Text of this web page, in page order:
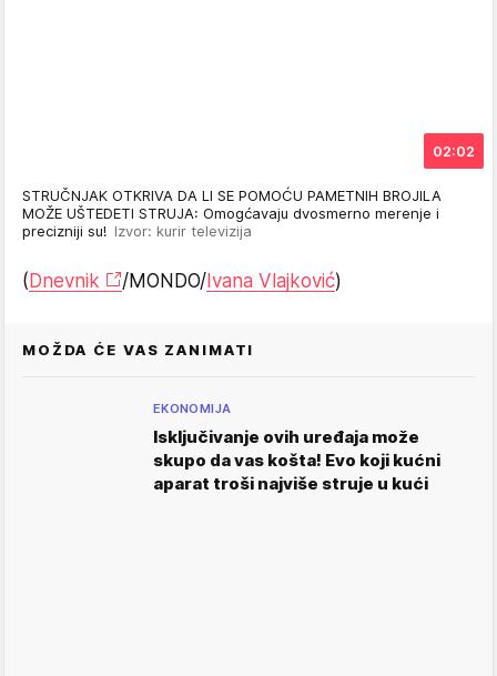
02:02
STRUČNJAK OTKRIVA DA LI SE POMOĆU PAMETNIH BROJILA
MOŽE UŠTEDETI STRUJA: Omogćavaju dvosmerno merenje i
precizniji su! Izvor: kurir televizija
(Dnevnik /MONDO/Ivana Vlajković)
MOŽDA ĆE VAS ZANIMATI
EKONOMIJA
Isključivanje ovih uređaja može
skupo da vas košta! Evo koji kućni
aparat troši najviše struje u kući